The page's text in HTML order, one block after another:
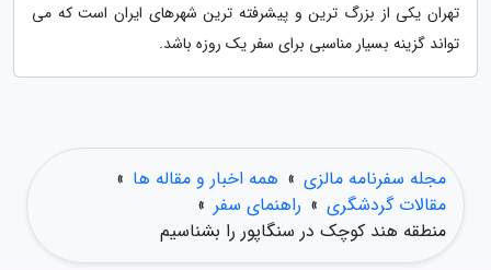
تهران یکی از بزرگ ترین و پیشرفته ترین شهرهای ایران است که می
تواند گزینه بسیار مناسبی برای سفر یک روزه باشد.
مجله سفرنامه مالزی » همه اخبار و مقاله ها »
مقالات گردشگری » راهنمای سفر »
منطقه هند کوچک در سنگاپور را بشناسیم